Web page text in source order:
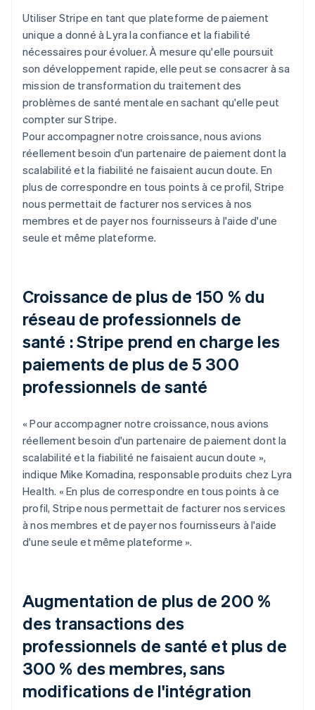
Utiliser Stripe en tant que plateforme de paiement
unique a donné à Lyra la confiance et la fiabilité
nécessaires pour évoluer. À mesure qu'elle poursuit
son développement rapide, elle peut se consacrer à sa
mission de transformation du traitement des
problèmes de santé mentale en sachant qu'elle peut
compter sur Stripe.
Pour accompagner notre croissance, nous avions
réellement besoin d'un partenaire de paiement dont la
scalabilité et la fiabilité ne faisaient aucun doute. En
plus de correspondre en tous points à ce profil, Stripe
nous permettait de facturer nos services à nos
membres et de payer nos fournisseurs à l'aide d'une
seule et même plateforme.
Croissance de plus de 150 % du
réseau de professionnels de
santé : Stripe prend en charge les
paiements de plus de 5 300
professionnels de santé
« Pour accompagner notre croissance, nous avions
réellement besoin d'un partenaire de paiement dont la
scalabilité et la fiabilité ne faisaient aucun doute »,
indique Mike Komadina, responsable produits chez Lyra
Health. « En plus de correspondre en tous points à ce
profil, Stripe nous permettait de facturer nos services
à nos membres et de payer nos fournisseurs à l'aide
d'une seule et même plateforme ».
Augmentation de plus de 200 %
des transactions des
professionnels de santé et plus de
300 % des membres, sans
modifications de l'intégration